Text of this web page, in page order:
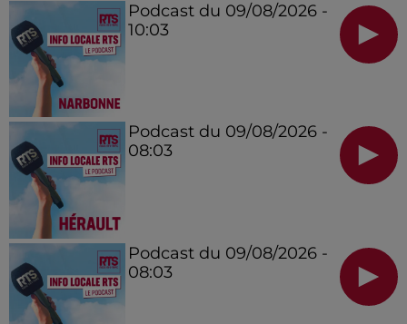
Podcast du 09/08/2026 -
10:03
Podcast du 09/08/2026 -
08:03
Podcast du 09/08/2026 -
08:03